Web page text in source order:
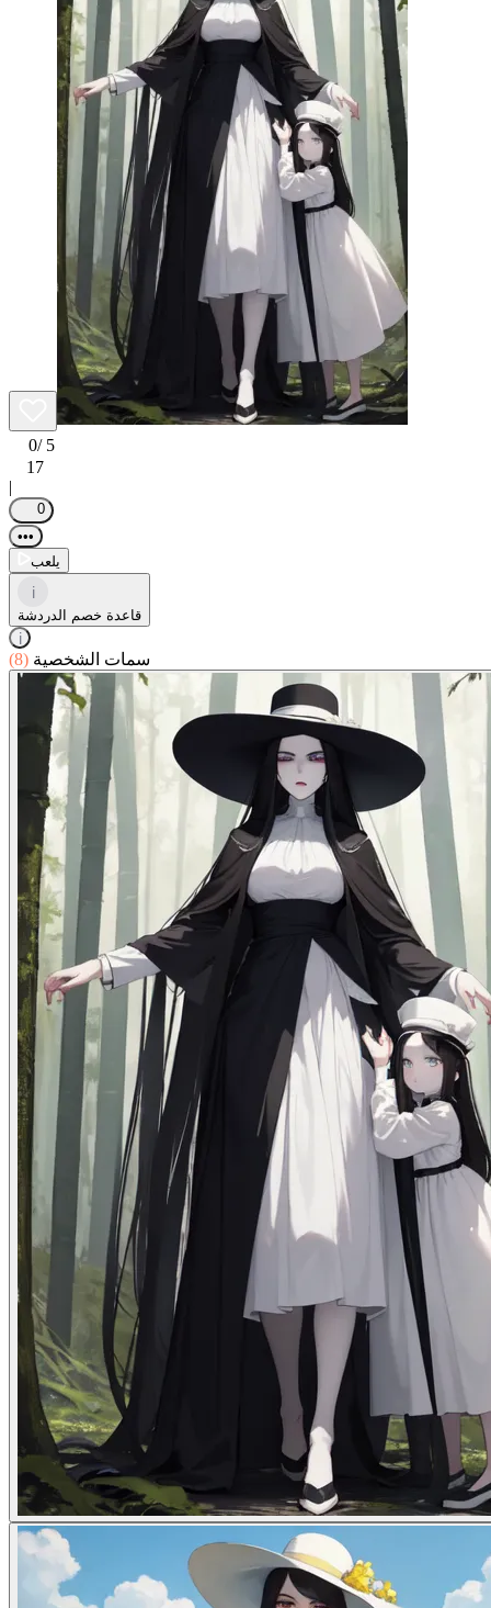
0/ 5
17
|
0
•••
يلعب
i
قاعدة خصم الدردشة
i
سمات الشخصية (8)